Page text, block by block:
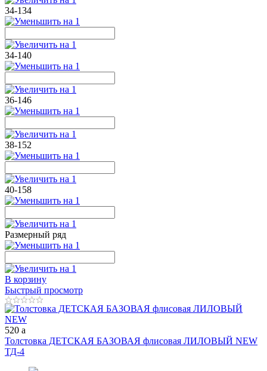
34-134
34-140
36-146
38-152
40-158
Размерный ряд
В корзину
Быстрый просмотр
520 a
Толстовка ДЕТСКАЯ БАЗОВАЯ флисовая ЛИЛОВЫЙ NEW
ТД-4